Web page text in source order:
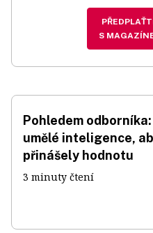
S
Pohledem
umělé inteligence,
přinášely hodnotu
3 minuty čtení